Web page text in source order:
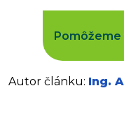
Pomôžeme
Autor článku: Ing.